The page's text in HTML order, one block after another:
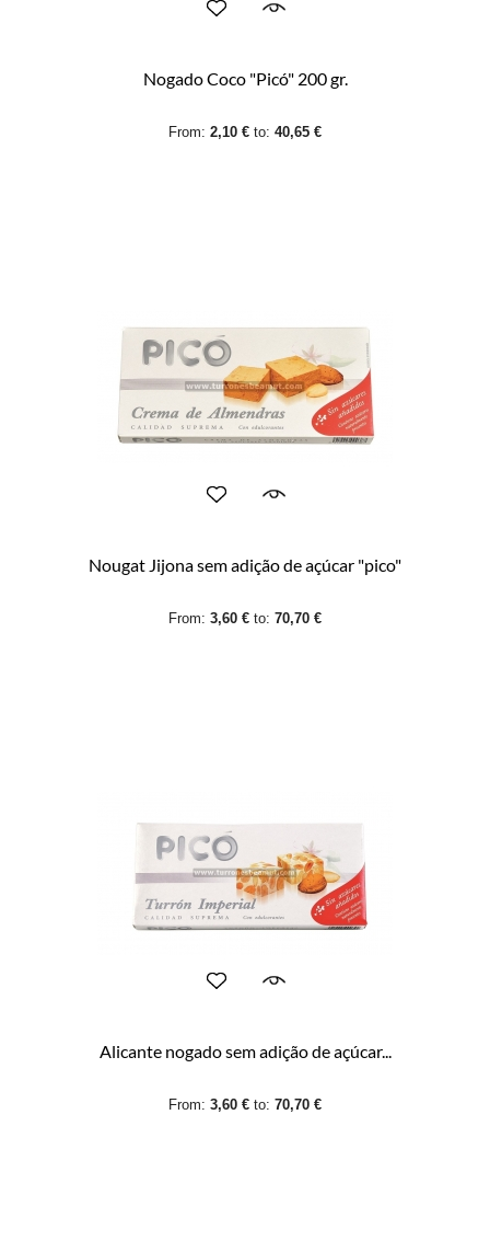
Nogado Coco "Picó" 200 gr.
From: 2,10 € to: 40,65 €
Nougat Jijona sem adição de açúcar "pico"
From: 3,60 € to: 70,70 €
Alicante nogado sem adição de açúcar...
From: 3,60 € to: 70,70 €